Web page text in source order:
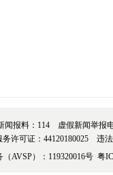
闻报料：114 虚假新闻举报电
许可证：44120180025 违
（AVSP）：119320016号粤